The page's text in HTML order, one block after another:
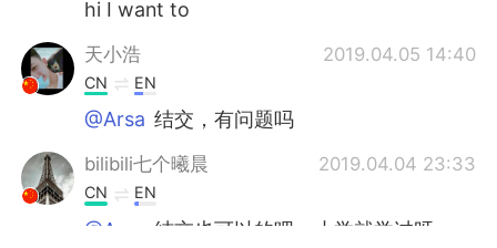
hi I want to
天小浩 2019.04.05 14:40
CN EN
@Arsa 结交，有问题吗
bilibili七个曦晨 2019.04.04 23:33
CN EN
@Arsa 结交也可以的吧，小学就学过呀。